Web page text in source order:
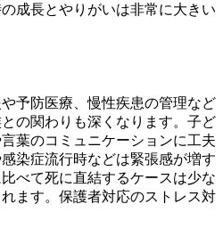
成長とやりがいは非常に大きい
予防医療、慢性疾患の管理など
の関わりも深くなります。子ど
葉のコミュニケーションに工夫
染症流行時などは緊張感が増す
べて死に直結するケースは少な
ます。保護者対応のストレス対